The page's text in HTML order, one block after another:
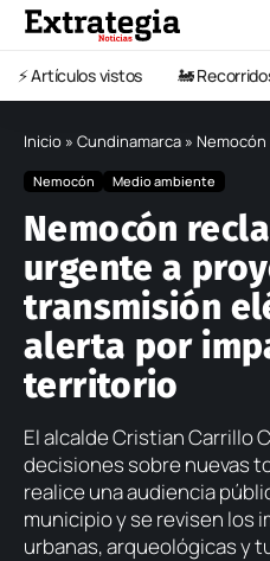
⚡️ Artículos vistos 🚂
Inicio » Cundinamarca » Nemocón
Nemocón Medio ambiente
Nemocón
urgente a
transmisión
alerta por
territorio
El alcalde Cristian Carrillo
decisiones sobre nuevas
realice una audiencia
municipio y se revisen los
urbanas, arqueológicas y